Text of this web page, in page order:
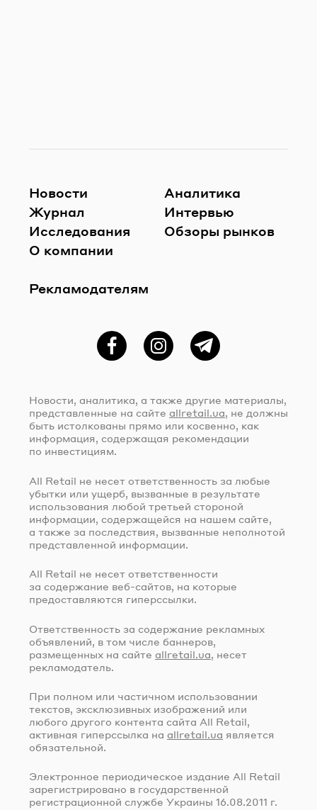
Новости
Журнал
Исследования
О компании
Рекламодателям
Аналитика
Интервью
Обзоры рынков
ФейсбукInstagramTelegram
Новости, аналитика, а также другие материалы,
представленные на сайте allretail.ua, не должны
быть истолкованы прямо или косвенно, как
информация, содержащая рекомендации
по инвестициям.
All Retail не несет ответственность за любые
убытки или ущерб, вызванные в результате
использования любой третьей стороной
информации, содержащейся на нашем сайте,
а также за последствия, вызванные неполнотой
представленной информации.
All Retail не несет ответственности
за содержание веб-сайтов, на которые
предоставляются гиперссылки.
Ответственность за содержание рекламных
объявлений, в том числе баннеров,
размещенных на сайте allretail.ua , несет
рекламодатель.
При полном или частичном использовании
текстов, эксклюзивных изображений или
любого другого контента сайта All Retail,
активная гиперссылка на allretail.ua является
обязательной.
Электронное периодическое издание All Retail
зарегистрировано в государственной
регистрационной службе Украины 16.08.2011 г.